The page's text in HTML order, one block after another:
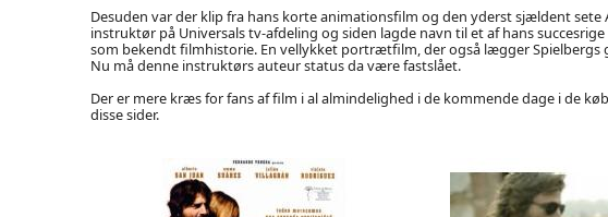
Desuden var der klip fra hans korte animationsfilm og den yderst sjældent
instruktør på Universals tv-afdeling og siden lagde navn til et af hans
som bekendt filmhistorie. En vellykket portrætfilm, der også lægger Spielbergs
Nu må denne instruktørs auteur status da være fastslået.
Der er mere kræs for fans af film i al almindelighed i de kommende dage i de
disse sider.